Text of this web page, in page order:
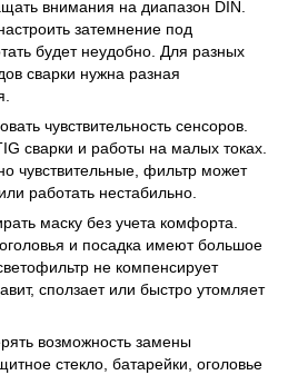
внимания на диапазон DIN.
затемнение под
будет неудобно. Для разных
сварки нужна разная
чувствительность сенсоров.
сварки и работы на малых токах.
чувствительные, фильтр может
работать нестабильно.
маску без учета комфорта.
и посадка имеют большое
не компенсирует
сползает или быстро утомляет
возможность замены
стекло, батарейки, оголовье